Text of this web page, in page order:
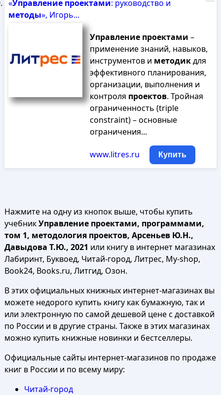
«Управление проектами: руководство и
методы», Игорь...
Управление проектами –
применение знаний, навыков,
инструментов и методикдля
эффективного планирования,
организации, выполнения и
контроля проектов. Тройная
ограниченность (triple
constraint) – основные
ограничения...
www.litres.ru Купить
Нажмите на одну из кнопок выше, чтобы купить
учебникУправление проектами, программами,
том 1, методология проектов, Арсеньев Ю.Н.,
Давыдова Т.Ю., 2021 или книгу в интернет магазинах
Лабиринт, Буквоед, Читай-город, Литрес, My-shop,
Book24, Books.ru, Литгид, Озон.
В этих официальных книжных интернет-магазинах вы
можете недорого купить книгу как бумажную, так и
или электронную по самой дешевой цене с доставкой
по России и в другие страны. Также в этих магазинах
можно купить книжные новинки и бестселлеры.
Официальные сайты интернет-магазинов по продаже
книг в России и по всему миру:
Читай-город